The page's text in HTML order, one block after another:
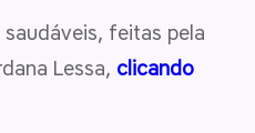
feitas pela
Lessa, clicando